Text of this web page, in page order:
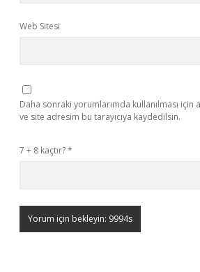
Web Sitesi
Daha sonraki yorumlarımda kullanılması için
ve site adresim bu tarayıcıya kaydedilsin.
7 + 8 kaçtır?*